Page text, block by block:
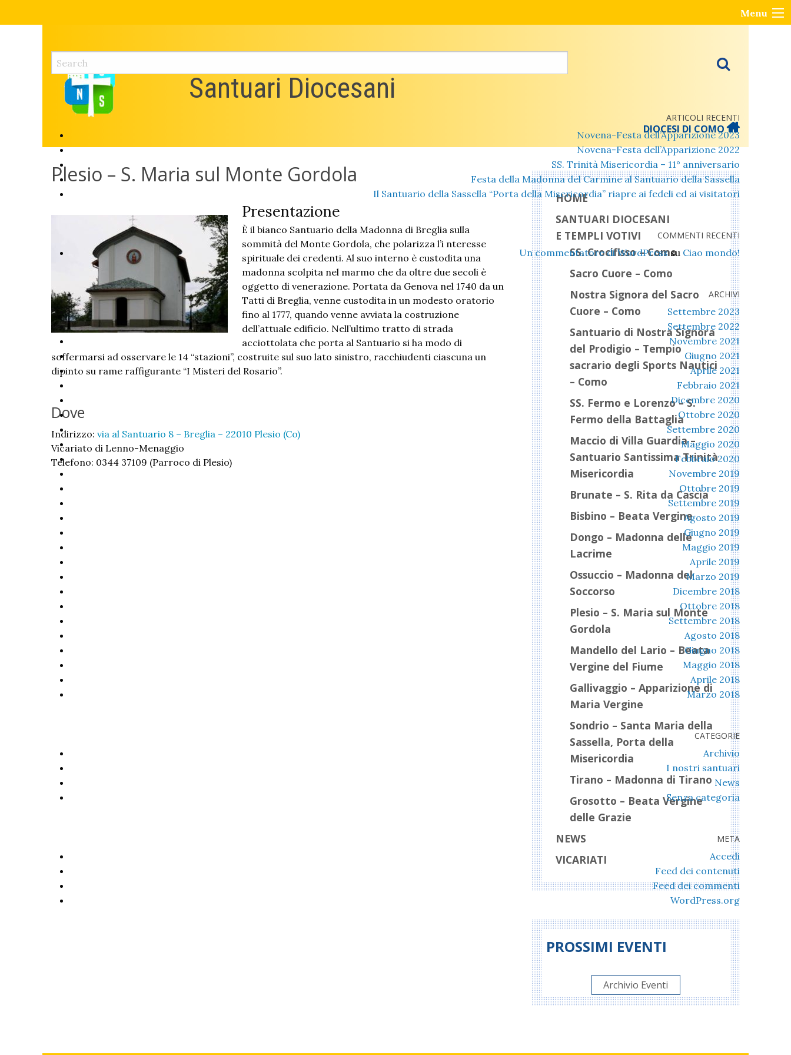
Menu
ARTICOLI RECENTI
Novena-Festa dell’Apparizione 2023
Novena-Festa dell’Apparizione 2022
SS. Trinità Misericordia – 11° anniversario
Festa della Madonna del Carmine al Santuario della Sassella
Il Santuario della Sassella “Porta della Misericordia” riapre ai fedeli ed ai visitatori
COMMENTI RECENTI
Un commentatore di WordPresssu Ciao mondo!
ARCHIVI
Settembre 2023
Settembre 2022
Novembre 2021
Giugno 2021
Aprile 2021
Febbraio 2021
Dicembre 2020
Ottobre 2020
Settembre 2020
Maggio 2020
Febbraio 2020
Novembre 2019
Ottobre 2019
Settembre 2019
Agosto 2019
Giugno 2019
Maggio 2019
Aprile 2019
Marzo 2019
Dicembre 2018
Ottobre 2018
Settembre 2018
Agosto 2018
Giugno 2018
Maggio 2018
Aprile 2018
Marzo 2018
CATEGORIE
Archivio
I nostri santuari
News
Senza categoria
META
Accedi
Feed dei contenuti
Feed dei commenti
WordPress.org
Santuari Diocesani
DIOCESI DI COMO
Plesio – S. Maria sul Monte Gordola
Presentazione
È il bianco Santuario della Madonna di Breglia sulla
sommità del Monte Gordola, che polarizza l’i nteresse
spirituale dei credenti. Al suo interno è custodita una
madonna scolpita nel marmo che da oltre due secoli è
oggetto di venerazione. Portata da Genova nel 1740 da un
Tatti di Breglia, venne custodita in un modesto oratorio
fino al 1777, quando venne avviata la costruzione
dell’attuale edificio. Nell’ultimo tratto di strada
acciottolata che porta al Santuario si ha modo di
soffermarsi ad osservare le 14 “stazioni”, costruite sul suo lato sinistro, racchiudenti ciascuna un
dipinto su rame raffigurante “I Misteri del Rosario”.
Dove
Indirizzo: via al Santuario 8 – Breglia – 22010 Plesio (Co)
Vicariato di Lenno-Menaggio
Telefono: 0344 37109 (Parroco di Plesio)
HOME
SANTUARI DIOCESANI
E TEMPLI VOTIVI
SS. Crocifisso – Como
Sacro Cuore – Como
Nostra Signora del Sacro
Cuore – Como
Santuario di Nostra Signora
del Prodigio – Tempio
sacrario degli Sports Nautici
– Como
SS. Fermo e Lorenzo – S.
Fermo della Battaglia
Maccio di Villa Guardia –
Santuario Santissima Trinità
Misericordia
Brunate – S. Rita da Cascia
Bisbino – Beata Vergine
Dongo – Madonna delle
Lacrime
Ossuccio – Madonna del
Soccorso
Plesio – S. Maria sul Monte
Gordola
Mandello del Lario – Beata
Vergine del Fiume
Gallivaggio – Apparizione di
Maria Vergine
Sondrio – Santa Maria della
Sassella, Porta della
Misericordia
Tirano – Madonna di Tirano
Grosotto – Beata Vergine
delle Grazie
NEWS
VICARIATI
PROSSIMI EVENTI
Archivio Eventi